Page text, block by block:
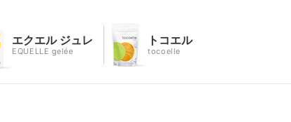
エクエル ジュレ
EQUELLE gelée
トコエル
tocoelle